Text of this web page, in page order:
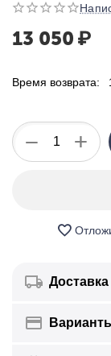
13 050 ₽
Время возврата:
+
−
Доставка